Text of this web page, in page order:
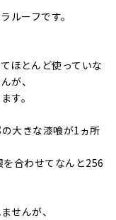
ルーフです。
ほとんど使っていな
が、
す。
大きな漆喰が1ヵ所
合わせてなんと256
せんが、